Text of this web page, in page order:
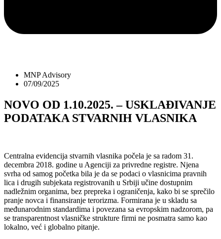
MNP Advisory
07/09/2025
NOVO OD 1.10.2025. – USKLAÐIVANJE
PODATAKA STVARNIH VLASNIKA
Centralna evidencija stvarnih vlasnika počela je sa radom 31.
decembra 2018. godine u Agenciji za privredne registre. Njena
svrha od samog početka bila je da se podaci o vlasnicima pravnih
lica i drugih subjekata registrovanih u Srbiji učine dostupnim
nadležnim organima, bez prepreka i ograničenja, kako bi se sprečilo
pranje novca i finansiranje terorizma. Formirana je u skladu sa
međunarodnim standardima i povezana sa evropskim nadzorom, pa
se transparentnost vlasničke strukture firmi ne posmatra samo kao
lokalno, već i globalno pitanje.